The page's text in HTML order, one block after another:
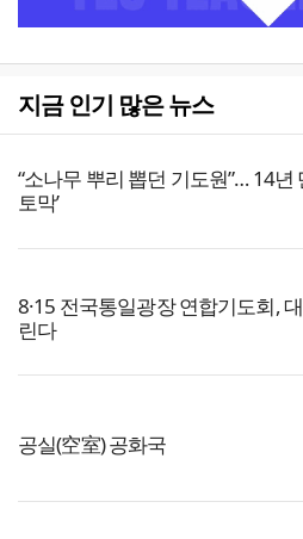
지금 인기 많은 뉴스
“소나무 뿌리 뽑던 기도원”… 14년
토막’
8·15 전국통일광장 연합기도회,
린다
공실(空室) 공화국